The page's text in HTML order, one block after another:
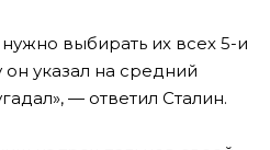
нужно выбирать их всех 5-и
указал на средний
— ответил Сталин.